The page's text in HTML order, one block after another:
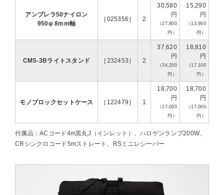
アンブレラ50ナイロン
950φ 8mm軸
［025356］ 2
30,580
円
（27,800
円）
15,290
円
（13,900
円）
CMS-3Bライトスタンド ［232453］ 2
37,620
円
（34,200
円）
18,810
円
（17,100
円）
モノブロックセットケース ［122479］ 1
18,700
円
（17,000
円）
18,700
円
（17,000
円）
付属品：ACコード4m黒丸J（インレット）、ハロゲンランプ200W、
CRシンクロコード5mストレート、RSミニレシーバー